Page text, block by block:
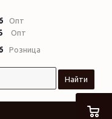
Опт
Опт
Розница
Найти